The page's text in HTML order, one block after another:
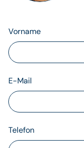
Vorname
E-Mail
Telefon